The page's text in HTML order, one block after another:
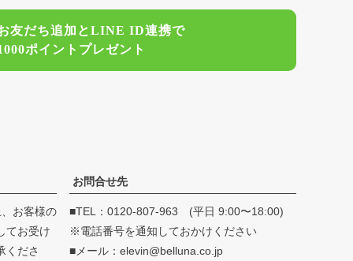
友だち追加とLINE ID連携で
ポイントプレゼント
お客様の
てお受け
くださ
お問合せ先
■TEL：0120-807-963 (平日 9:00〜18:00)
※電話番号を通知しておかけください
■メール：elevin@belluna.co.jp